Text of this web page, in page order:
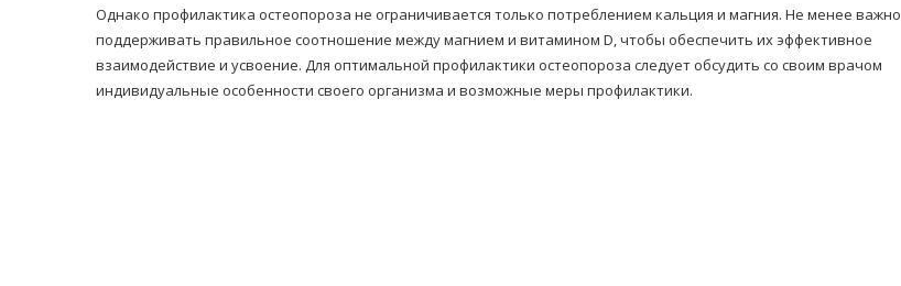
Однако профилактика остеопороза не ограничивается только потреблением кальция и магния. Не менее важно
поддерживать правильное соотношение между магнием и витамином D, чтобы обеспечить их эффективное
взаимодействие и усвоение. Для оптимальной профилактики остеопороза следует обсудить со своим врачом
индивидуальные особенности своего организма и возможные меры профилактики.